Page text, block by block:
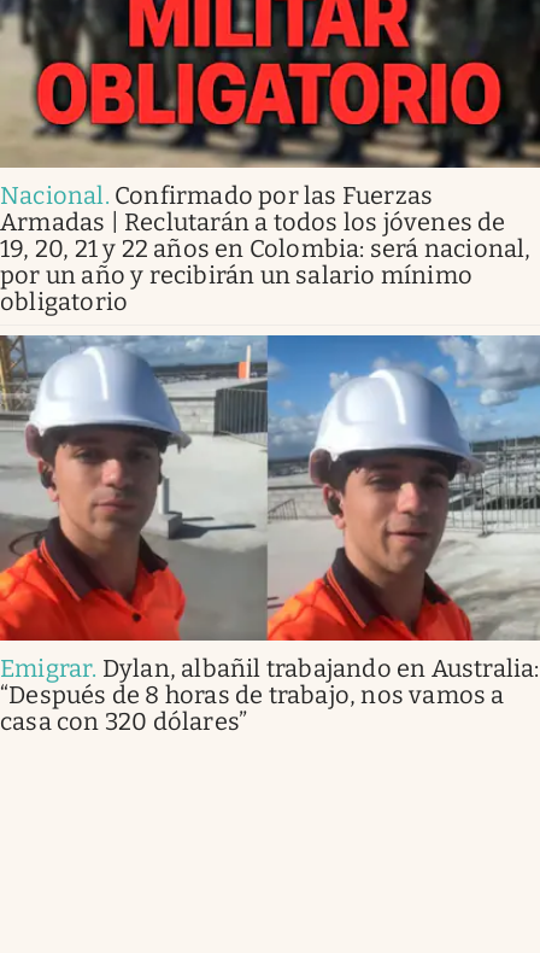
Nacional. Confirmado por las Fuerzas
Armadas | Reclutarán a todos los jóvenes de
19, 20, 21 y 22 años en Colombia: será nacional,
por un año y recibirán un salario mínimo
obligatorio
Emigrar. Dylan, albañil trabajando en Australia:
“Después de 8 horas de trabajo, nos vamos a
casa con 320 dólares”